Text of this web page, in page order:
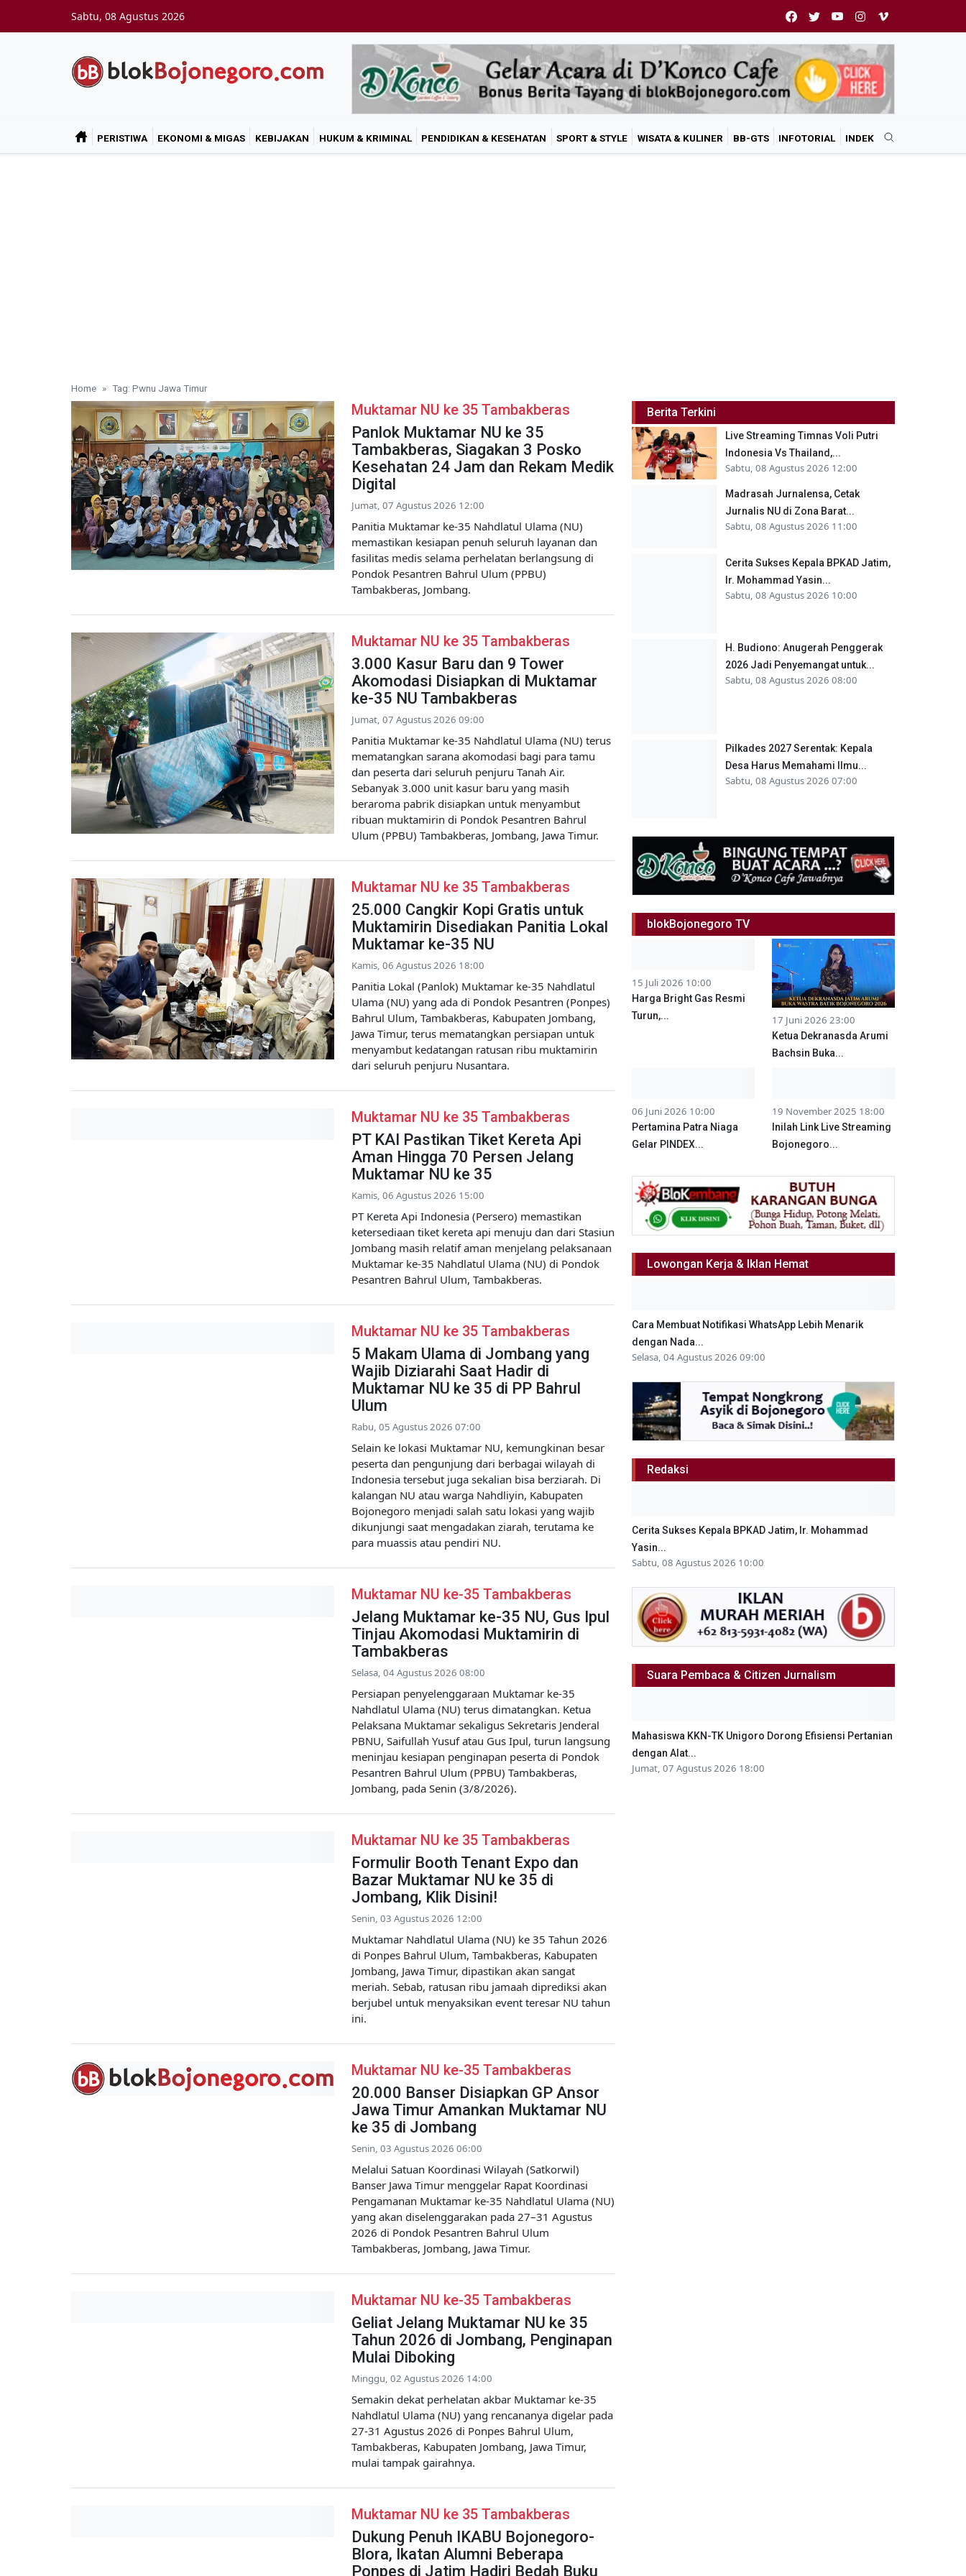
Sabtu, 08 Agustus 2026
PERISTIWA EKONOMI & MIGAS KEBIJAKAN HUKUM & KRIMINAL PENDIDIKAN & KESEHATAN SPORT & STYLE WISATA & KULINER BB-GTS INFOTORIAL INDEK
Home Tag: Pwnu Jawa Timur
Muktamar NU ke 35 Tambakberas
Panlok Muktamar NU ke 35
Tambakberas, Siagakan 3 Posko
Kesehatan 24 Jam dan Rekam Medik
Digital
Jumat, 07 Agustus 2026 12:00
Panitia Muktamar ke-35 Nahdlatul Ulama (NU)
memastikan kesiapan penuh seluruh layanan dan
fasilitas medis selama perhelatan berlangsung di
Pondok Pesantren Bahrul Ulum (PPBU)
Tambakberas, Jombang.
Muktamar NU ke 35 Tambakberas
3.000 Kasur Baru dan 9 Tower
Akomodasi Disiapkan di Muktamar
ke-35 NU Tambakberas
Jumat, 07 Agustus 2026 09:00
Panitia Muktamar ke-35 Nahdlatul Ulama (NU) terus
mematangkan sarana akomodasi bagi para tamu
dan peserta dari seluruh penjuru Tanah Air.
Sebanyak 3.000 unit kasur baru yang masih
beraroma pabrik disiapkan untuk menyambut
ribuan muktamirin di Pondok Pesantren Bahrul
Ulum (PPBU) Tambakberas, Jombang, Jawa Timur.
Muktamar NU ke 35 Tambakberas
25.000 Cangkir Kopi Gratis untuk
Muktamirin Disediakan Panitia Lokal
Muktamar ke-35 NU
Kamis, 06 Agustus 2026 18:00
Panitia Lokal (Panlok) Muktamar ke-35 Nahdlatul
Ulama (NU) yang ada di Pondok Pesantren (Ponpes)
Bahrul Ulum, Tambakberas, Kabupaten Jombang,
Jawa Timur, terus mematangkan persiapan untuk
menyambut kedatangan ratusan ribu muktamirin
dari seluruh penjuru Nusantara.
Muktamar NU ke 35 Tambakberas
PT KAI Pastikan Tiket Kereta Api
Aman Hingga 70 Persen Jelang
Muktamar NU ke 35
Kamis, 06 Agustus 2026 15:00
PT Kereta Api Indonesia (Persero) memastikan
ketersediaan tiket kereta api menuju dan dari Stasiun
Jombang masih relatif aman menjelang pelaksanaan
Muktamar ke-35 Nahdlatul Ulama (NU) di Pondok
Pesantren Bahrul Ulum, Tambakberas.
Muktamar NU ke 35 Tambakberas
5 Makam Ulama di Jombang yang
Wajib Diziarahi Saat Hadir di
Muktamar NU ke 35 di PP Bahrul
Ulum
Rabu, 05 Agustus 2026 07:00
Selain ke lokasi Muktamar NU, kemungkinan besar
peserta dan pengunjung dari berbagai wilayah di
Indonesia tersebut juga sekalian bisa berziarah. Di
kalangan NU atau warga Nahdliyin, Kabupaten
Bojonegoro menjadi salah satu lokasi yang wajib
dikunjungi saat mengadakan ziarah, terutama ke
para muassis atau pendiri NU.
Muktamar NU ke-35 Tambakberas
Jelang Muktamar ke-35 NU, Gus Ipul
Tinjau Akomodasi Muktamirin di
Tambakberas
Selasa, 04 Agustus 2026 08:00
Persiapan penyelenggaraan Muktamar ke-35
Nahdlatul Ulama (NU) terus dimatangkan. Ketua
Pelaksana Muktamar sekaligus Sekretaris Jenderal
PBNU, Saifullah Yusuf atau Gus Ipul, turun langsung
meninjau kesiapan penginapan peserta di Pondok
Pesantren Bahrul Ulum (PPBU) Tambakberas,
Jombang, pada Senin (3/8/2026).
Muktamar NU ke 35 Tambakberas
Formulir Booth Tenant Expo dan
Bazar Muktamar NU ke 35 di
Jombang, Klik Disini!
Senin, 03 Agustus 2026 12:00
Muktamar Nahdlatul Ulama (NU) ke 35 Tahun 2026
di Ponpes Bahrul Ulum, Tambakberas, Kabupaten
Jombang, Jawa Timur, dipastikan akan sangat
meriah. Sebab, ratusan ribu jamaah diprediksi akan
berjubel untuk menyaksikan event teresar NU tahun
ini.
Muktamar NU ke-35 Tambakberas
20.000 Banser Disiapkan GP Ansor
Jawa Timur Amankan Muktamar NU
ke 35 di Jombang
Senin, 03 Agustus 2026 06:00
Melalui Satuan Koordinasi Wilayah (Satkorwil)
Banser Jawa Timur menggelar Rapat Koordinasi
Pengamanan Muktamar ke-35 Nahdlatul Ulama (NU)
yang akan diselenggarakan pada 27–31 Agustus
2026 di Pondok Pesantren Bahrul Ulum
Tambakberas, Jombang, Jawa Timur.
Muktamar NU ke-35 Tambakberas
Geliat Jelang Muktamar NU ke 35
Tahun 2026 di Jombang, Penginapan
Mulai Diboking
Minggu, 02 Agustus 2026 14:00
Semakin dekat perhelatan akbar Muktamar ke-35
Nahdlatul Ulama (NU) yang rencananya digelar pada
27-31 Agustus 2026 di Ponpes Bahrul Ulum,
Tambakberas, Kabupaten Jombang, Jawa Timur,
mulai tampak gairahnya.
Muktamar NU ke 35 Tambakberas
Dukung Penuh IKABU Bojonegoro-
Blora, Ikatan Alumni Beberapa
Ponpes di Jatim Hadiri Bedah Buku
Berita Terkini
Live Streaming Timnas Voli Putri
Indonesia Vs Thailand,...
Sabtu, 08 Agustus 2026 12:00
Madrasah Jurnalensa, Cetak
Jurnalis NU di Zona Barat...
Sabtu, 08 Agustus 2026 11:00
Cerita Sukses Kepala BPKAD Jatim,
Ir. Mohammad Yasin...
Sabtu, 08 Agustus 2026 10:00
H. Budiono: Anugerah Penggerak
2026 Jadi Penyemangat untuk...
Sabtu, 08 Agustus 2026 08:00
Pilkades 2027 Serentak: Kepala
Desa Harus Memahami Ilmu...
Sabtu, 08 Agustus 2026 07:00
blokBojonegoro TV
15 Juli 2026 10:00
Harga Bright Gas Resmi
Turun,...
17 Juni 2026 23:00
Ketua Dekranasda Arumi
Bachsin Buka...
06 Juni 2026 10:00
Pertamina Patra Niaga
Gelar PINDEX...
19 November 2025 18:00
Inilah Link Live Streaming
Bojonegoro...
Lowongan Kerja & Iklan Hemat
Cara Membuat Notifikasi WhatsApp Lebih Menarik
dengan Nada...
Selasa, 04 Agustus 2026 09:00
Redaksi
Cerita Sukses Kepala BPKAD Jatim, Ir. Mohammad
Yasin...
Sabtu, 08 Agustus 2026 10:00
Suara Pembaca & Citizen Jurnalism
Mahasiswa KKN-TK Unigoro Dorong Efisiensi Pertanian
dengan Alat...
Jumat, 07 Agustus 2026 18:00